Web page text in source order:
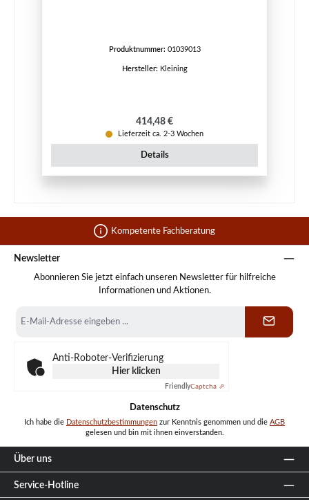
Produktnummer: 01039013
Hersteller: Kleining
Regulärer Preis:
414,48 €
Lieferzeit ca. 2-3 Wochen
Details
Kompetente Fachberatung
Newsletter
Abonnieren Sie jetzt einfach unseren Newsletter für hilfreiche
Informationen und Aktionen.
Mail-
Anti-Roboter-Verifizierung
Hier klicken
FriendlyCaptcha ⇗
Datenschutz
Ich habe die Datenschutzbestimmungen zur Kenntnis genommen und die AGB
gelesen und bin mit ihnen einverstanden.
Über uns
Service-Hotline